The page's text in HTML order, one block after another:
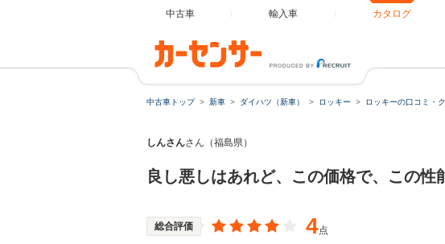
中古車 輸入車 カタログ
中古車トップ 新車 ダイハツ（新車） ロッキー ロッキーの口コミ・
しんさんさん（福島県）
良し悪しはあれど、この価格で、この
総合評価 4点